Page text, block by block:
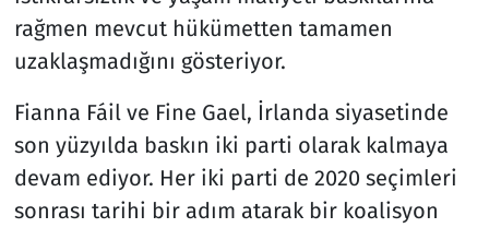
rağmen mevcut hükümetten tamamen
uzaklaşmadığını gösteriyor.
Fianna Fáil ve Fine Gael, İrlanda siyasetinde
son yüzyılda baskın iki parti olarak kalmaya
devam ediyor. Her iki parti de 2020 seçimleri
sonrası tarihi bir adım atarak bir koalisyon